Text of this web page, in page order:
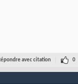
avec citation 0